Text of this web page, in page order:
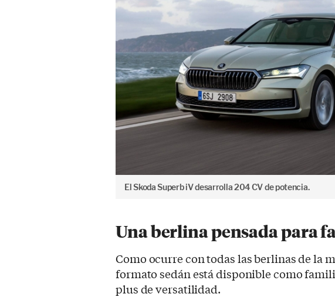
El Skoda Superb iV desarrolla 204 CV de potencia.
Una berlina pensada para
Como ocurre con todas las berlinas de la
formato sedán está disponible como
plus de versatilidad.